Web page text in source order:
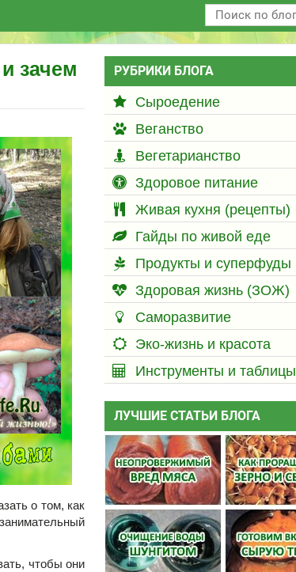
зачем
о том, как
чтобы они
РУБРИКИ БЛОГА
Сыроедение
Веганство
Вегетарианство
Здоровое питание
Живая кухня (рецепты)
Гайды по живой еде
Продукты и суперфуды
Здоровая жизнь (ЗОЖ)
Саморазвитие
Эко-жизнь и красота
Инструменты и таблицы
ЛУЧШИЕ СТАТЬИ БЛОГА